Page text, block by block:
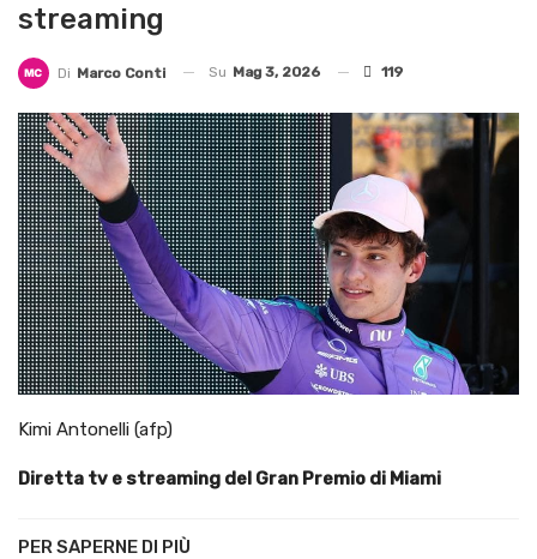
streaming
Di Marco Conti Su Mag 3, 2026 119
Kimi Antonelli (afp)
Diretta tv e streaming del Gran Premio di Miami
PER SAPERNE DI PIÙ